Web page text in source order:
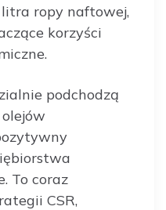
litra ropy naftowej,
korzyści
podchodzą
To coraz
CSR,